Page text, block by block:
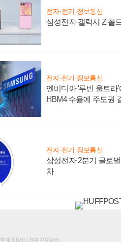
전자·전기·정보통신
삼성전자 갤럭시 Z 폴
전자·전기·정보통신
엔비디아 '루빈 울트라
HBM4 수율에 주도권
전자·전기·정보통신
삼성전자 2분기 글로
차
재 0 byte / 최대 400byte)